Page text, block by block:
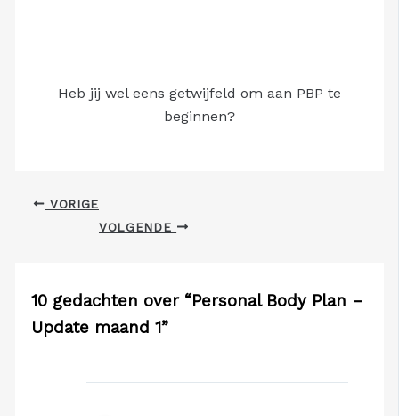
Heb jij wel eens getwijfeld om aan PBP te
beginnen?
VORIGE
VOLGENDE
10 gedachten over “Personal Body Plan –
Update maand 1”